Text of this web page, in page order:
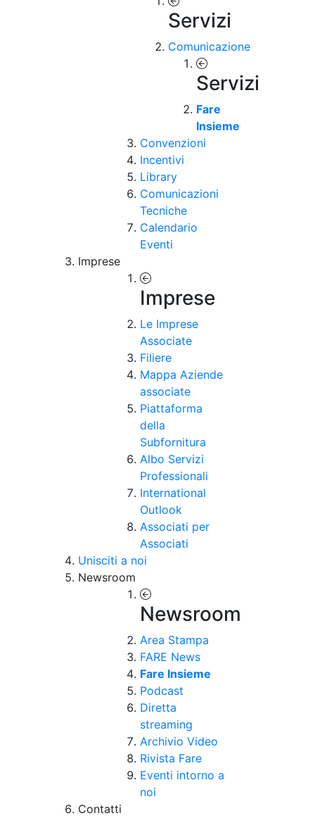
Servizi
Comunicazione
Servizi
Fare
Insieme
Convenzioni
Incentivi
Library
Comunicazioni
Tecniche
Calendario
Eventi
Imprese
Imprese
Le Imprese
Associate
Filiere
Mappa Aziende
associate
Piattaforma
della
Subfornitura
Albo Servizi
Professionali
International
Outlook
Associati per
Associati
Unisciti a noi
Newsroom
Newsroom
Area Stampa
FARE News
Fare Insieme
Podcast
Diretta
streaming
Archivio Video
Rivista Fare
Eventi intorno a
noi
Contatti